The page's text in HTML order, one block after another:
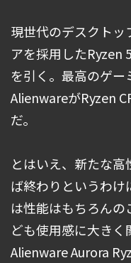
現世代のデスクトッ
アを採用したRyzen
を引く。最高のゲー
AlienwareがRyzen
だ。
とはいえ、新たな高
ば終わりというわけ
は性能はもちろん
ども使用感に大き
Alienware Aurora